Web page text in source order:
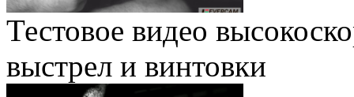
Тестовое видео
выстрел и винтовки